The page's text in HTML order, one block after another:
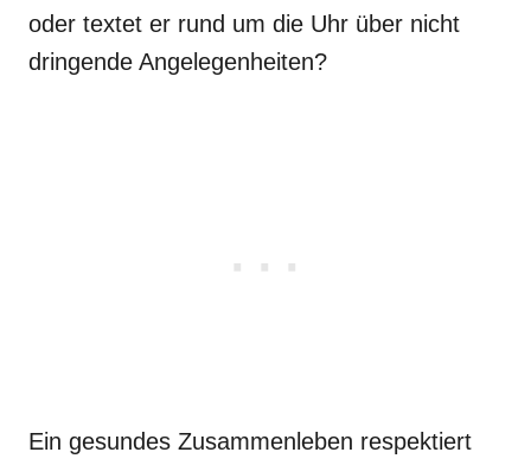
oder textet er rund um die Uhr über nicht
dringende Angelegenheiten?
Ein gesundes Zusammenleben respektiert